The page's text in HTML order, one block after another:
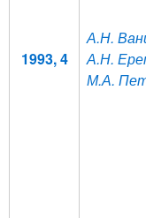
1993, 4
А.Н.
А.Н.
М.А.